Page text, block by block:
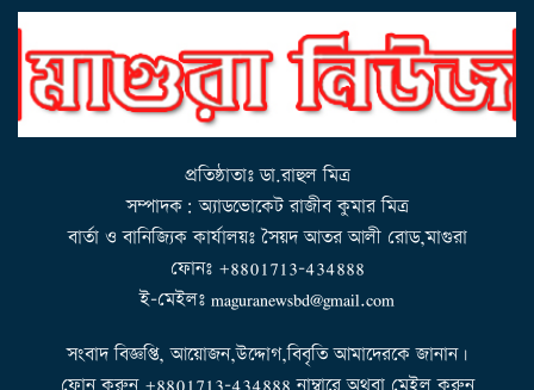
n
g
a
t
o
n
প্রতিষ্ঠাতাঃ ডা.রাহুল মিত্র
সম্পাদক: অ্যাডভোকেট রাজীব কুমার মিত্র
বার্তা ও বানিজ্যিক কার্যালয়ঃ সৈয়দ আতর আলী রোড,মাগুরা
ফোনঃ +8801713-434888
ই-মেইলঃ maguranewsbd@gmail.com
সংবাদ বিজ্ঞপ্তি, আয়োজন,উদ্দোগ,বিবৃতি আমাদেরকে জানান।